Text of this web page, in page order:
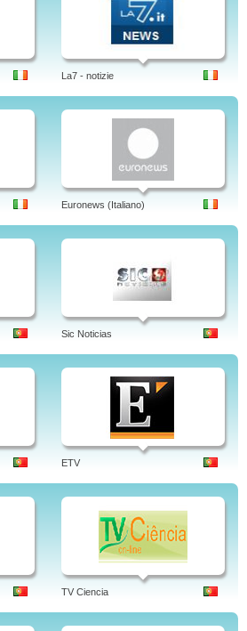
La7 - notizie
Euronews (Italiano)
Sic Noticias
ETV
TV Ciencia